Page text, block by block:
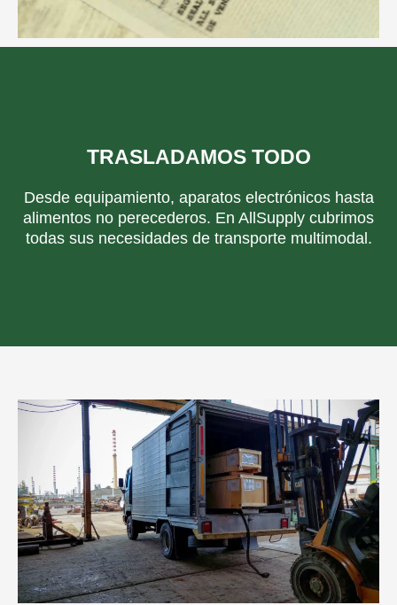
TRASLADAMOS TODO
Desde equipamiento, aparatos electrónicos hasta
alimentos no perecederos. En AllSupply cubrimos
todas sus necesidades de transporte multimodal.